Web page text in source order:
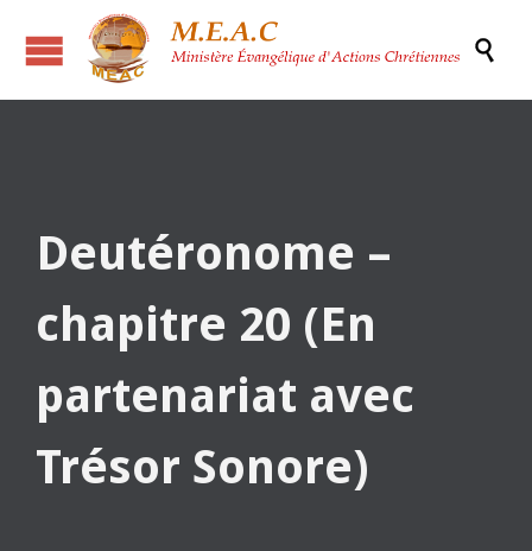

Deutéronome –
chapitre 20 (En
partenariat avec
Trésor Sonore)